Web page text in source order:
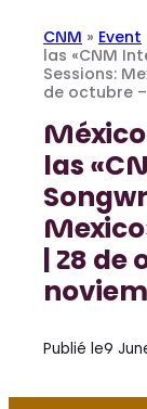
CNM » Event
las «CNM
Sessions:
de octubre
las
| 28
Publié le9